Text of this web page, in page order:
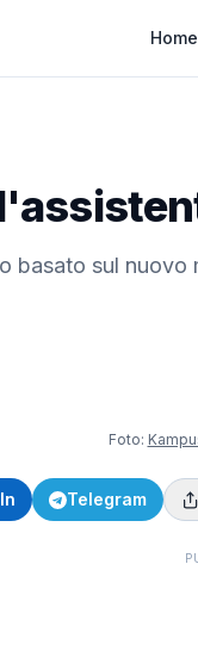
Home
basato sul
Foto:
Telegram